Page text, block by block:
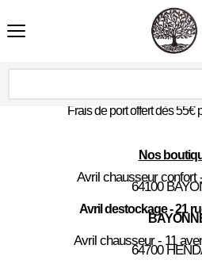
Frais de port offert dès 55€
Nos
Avril chausseur confort
64100
Avril destockage - 21
Avril chausseur - 11
64700